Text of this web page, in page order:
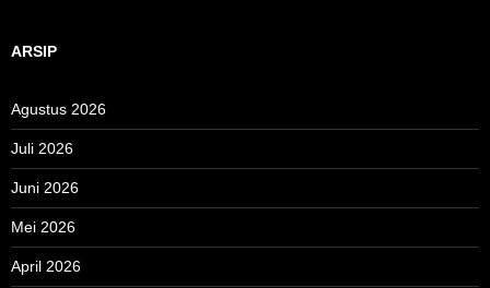
ARSIP
Agustus 2026
Juli 2026
Juni 2026
Mei 2026
April 2026